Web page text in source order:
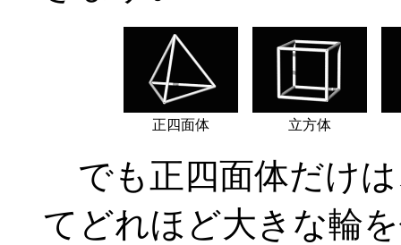
正四面体 立方体
でも正四面体だけ
てどれほど大きな輪